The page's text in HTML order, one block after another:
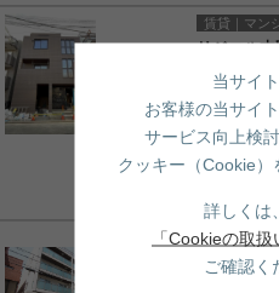
賃貸｜マン
リジエル本
山手線「
山手線「
都営三田線
34.3万円
間取:2LDK
建物面積:
敷金/礼金:
賃貸｜マン
カスタリ
当サイ
お客様の当サイ
サービス向上検
クッキー（Cookie）
詳しくは
「Cookieの取扱
ご確認く